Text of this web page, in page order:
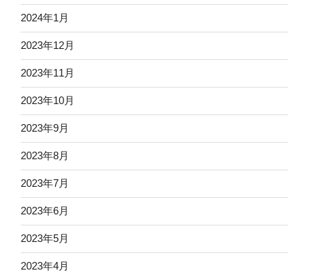
2024年1月
2023年12月
2023年11月
2023年10月
2023年9月
2023年8月
2023年7月
2023年6月
2023年5月
2023年4月